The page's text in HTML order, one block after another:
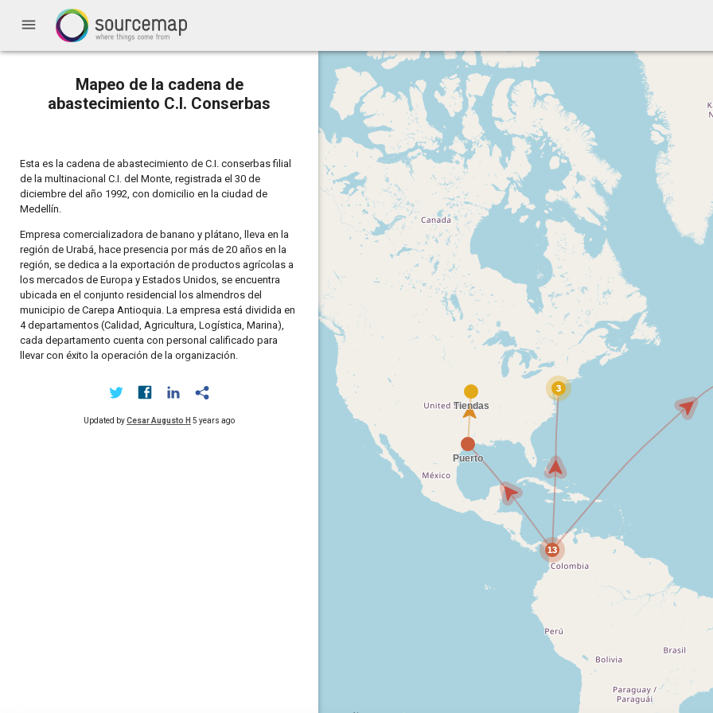
menu
Mapeo de la cadena de
abastecimiento C.I. Conserbas
Esta es la cadena de abastecimiento de C.I. conserbas filial
de la multinacional C.I. del Monte, registrada el 30 de
diciembre del año 1992, con domicilio en la ciudad de
Medellín.
Empresa comercializadora de banano y plátano, lleva en la
región de Urabá, hace presencia por más de 20 años en la
región, se dedica a la exportación de productos agrícolas a
los mercados de Europa y Estados Unidos, se encuentra
ubicada en el conjunto residencial los almendros del
municipio de Carepa Antioquia. La empresa está dividida en
4 departamentos (Calidad, Agricultura, Logística, Marina),
cada departamento cuenta con personal calificado para
llevar con éxito la operación de la organización.
Updated byCesar Augusto H 5 years ago